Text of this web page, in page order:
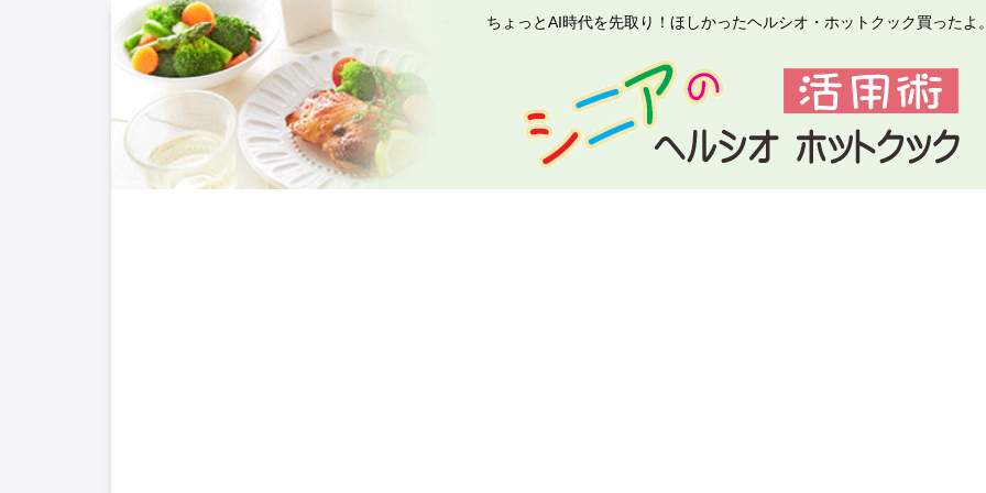
ちょっとAI時代を先取り！ほしかったヘルシオ・ホットクック買ったよ